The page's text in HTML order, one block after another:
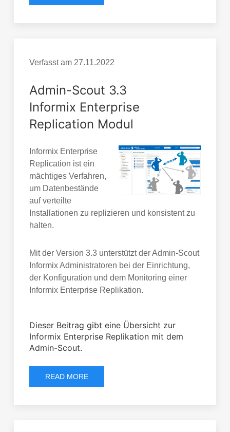
Verfasst am 27.11.2022
Admin-Scout 3.3
Informix Enterprise
Replication Modul
Informix Enterprise
Replication ist ein
mächtiges Verfahren,
um Datenbestände
auf verteilte
Installationen zu replizieren und konsistent zu
halten.
Mit der Version 3.3 unterstützt der Admin-Scout
Informix Administratoren bei der Einrichtung,
der Konfiguration und dem Monitoring einer
Informix Enterprise Replikation.
Dieser Beitrag gibt eine Übersicht zur
Informix Enterprise Replikation mit dem
Admin-Scout.
READ MORE